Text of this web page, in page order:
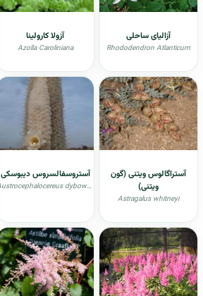
آزالیای ساحلی
Rhododendron Atlanticum
آزولا کارولینا
Azolla Caroliniana
آستراگالوس ویتنی (گون
ویتنی)
Astragalus whitneyi
آستروسفالسروس دیبوسکی
Austrocephalocereus dybowskii